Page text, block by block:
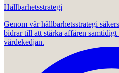
Hållbarhetsstrategi
Genom vår hållbarhetsstrategi
bidrar till att stärka affären samtidigt
värdekedjan.